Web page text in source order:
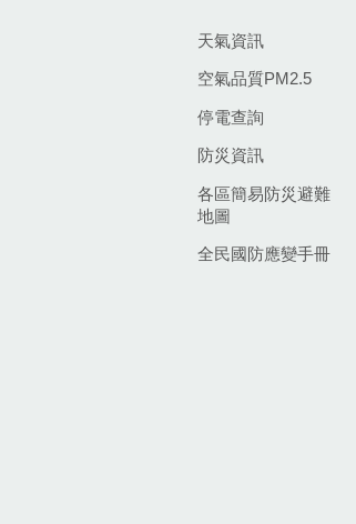
天氣資訊
空氣品質PM2.5
停電查詢
防災資訊
各區簡易防災避難
地圖
全民國防應變手冊